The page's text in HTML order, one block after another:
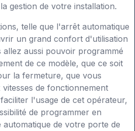
gestion de votre installation.
telle que l'arrêt automatique
un grand confort d'utilisation
allez aussi pouvoir programmé
de ce modèle, que ce soit
la fermeture, que vous
de fonctionnement
l'usage de cet opérateur,
de programmer en
de votre porte de